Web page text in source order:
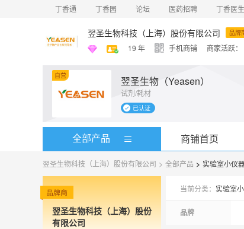
丁香通 丁香园 论坛 医药招聘 丁香医生
翌圣生物科技（上海）股份有限公司 品牌
19 年 手机商铺 商家活跃：
自营 翌圣生物（Yeasen）
试剂/耗材
已认证
全部产品 商铺首页
翌圣生物科技（上海）股份有限公司 > 全部产品 > 实验室小仪
翌圣生物科技（上海）股份
有限公司
当前分类： 实验室
品牌